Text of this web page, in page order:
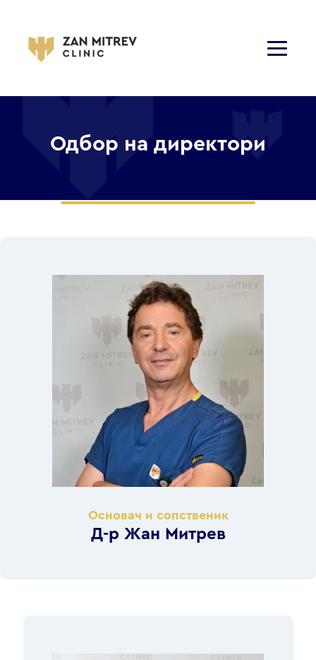
Одбор на директори
Основач и сопственик
Д-р Жан Митрев